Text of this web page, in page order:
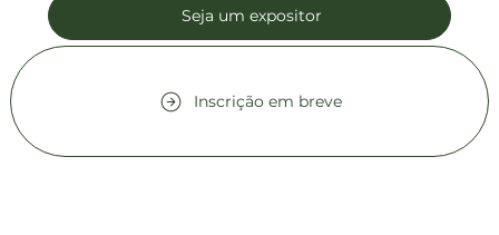
Seja um expositor
Inscrição em breve